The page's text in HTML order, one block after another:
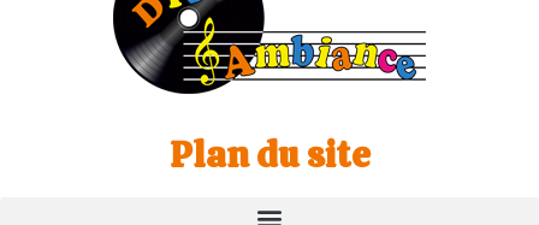
Plan du site